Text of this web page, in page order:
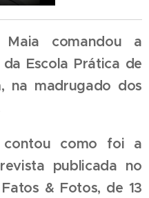
comandou a
Escola Prática de
na madrugado dos
contou como foi a
publicada no
& Fotos, de 13